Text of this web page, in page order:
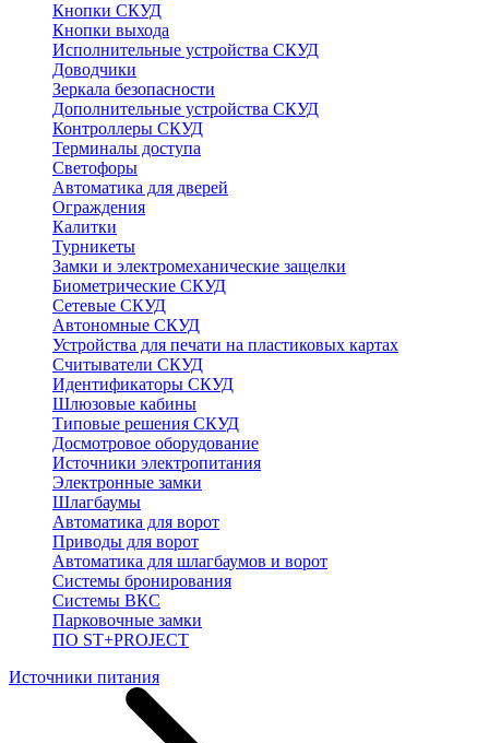
Кнопки СКУД
Кнопки выхода
Исполнительные устройства СКУД
Доводчики
Зеркала безопасности
Дополнительные устройства СКУД
Контроллеры СКУД
Терминалы доступа
Светофоры
Автоматика для дверей
Ограждения
Калитки
Турникеты
Замки и электромеханические защелки
Биометрические СКУД
Сетевые СКУД
Автономные СКУД
Устройства для печати на пластиковых картах
Считыватели СКУД
Идентификаторы СКУД
Шлюзовые кабины
Типовые решения СКУД
Досмотровое оборудование
Источники электропитания
Электронные замки
Шлагбаумы
Автоматика для ворот
Приводы для ворот
Автоматика для шлагбаумов и ворот
Системы бронирования
Системы ВКС
Парковочные замки
ПО ST+PROJECT
Источники питания